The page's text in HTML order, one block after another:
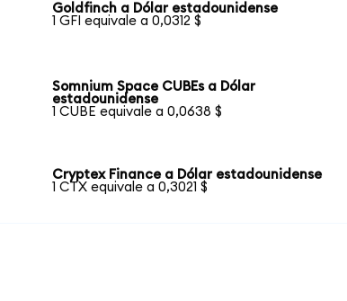
Goldfinch a Dólar estadounidense
1 GFI equivale a 0,0312 $
Somnium Space CUBEs a Dólar
estadounidense
1 CUBE equivale a 0,0638 $
Cryptex Finance a Dólar estadounidense
1 CTX equivale a 0,3021 $